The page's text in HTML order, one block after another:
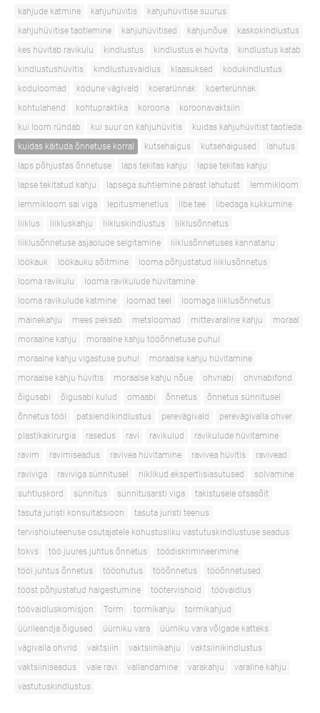
kahjude katmine
kahjuhüvitis
kahjuhüvitise suurus
kahjuhüvitise taotlemine
kahjuhüvitised kahjunõue
kaskokindlustus
kes hüvitab ravikulu
kindlustus kindlustus ei hüvita
kindlustus katab
kindlustushüvitis
kindlustusvaidlus klaasuksed
kodukindlustus
koduloomad
kodune vägivald koerarünnak
koerterünnak
kohtulahend
kohtupraktika koroona
koroonavaktsiin
kui loom ründab
kui suur on kahjuhüvitis
kuidas kahjuhüvitist taotleda
kuidas käituda õnnetuse korral
kutsehaigus kutsehaigused
lahutus
laps põhjustas õnnetuse
laps tekitas kahju
lapse tekitas kahju
lapse tekitatud kahju
lapsega suhtlemine pärast lahutust
lemmikloom
lemmikloom sai viga
lepitusmenetlus libe tee
libedaga kukkumine
liiklus
liikluskahju liikluskindlustus
liiklusõnnetus
liiklusõnnetuse asjaolude selgitamine
liiklusõnnetuses kannatanu
löökauk
löökauku sõitmine
looma põhjustatud liiklusõnnetus
looma ravikulu
looma ravikulude hüvitamine
looma ravikulude katmine
loomad teel
loomaga liiklusõnnetus
mainekahju
mees peksab metsloomad mittevaraline kahju
moraal
moraalne kahju
moraalne kahju tööõnnetuse puhul
moraalne kahju vigastuse puhul
moraalse kahju hüvitamine
moraalse kahju hüvitis
moraalse kahju nõue ohvriabi
ohvriabifond
õigusabi
õigusabi kulud omaabi õnnetus
õnnetus sünnitusel
õnnetus tööl
patsiendikindlustus perevägivald
perevägivalla ohver
plastikakirurgia
rasedus ravi ravikulud
ravikulude hüvitamine
ravim
ravimiseadus ravivea hüvitamine ravivea hüvitis
ravivead
raviviga
raviviga sünnitusel riiklikud ekspertiisiasutused
solvamine
suhtluskord
sünnitus sünnitusarsti viga
takistusele otsasõit
tasuta juristi konsultatsioon
tasuta juristi teenus
tervishoiuteenuse osutajatele kohustusliku vastutuskindlustuse seadus
tokvs
töö juures juhtus õnnetus
töödiskrimineerimine
tööl juhtus õnnetus
tööohutus tööõnnetus
tööõnnetused
tööst põhjustatud haigestumine
töötervishoid
töövaidlus
töövaidluskomisjon
Torm tormikahju
tormikahjud
üürileandja õigused
üürniku vara
üürniku vara võlgade katteks
vägivalla ohvrid
vaktsiiin vaktsiinikahju
vaktsiinikindlustus
vaktsiiniseadus
vale ravi vallandamine varakahju
varaline kahju
vastutuskindlustus